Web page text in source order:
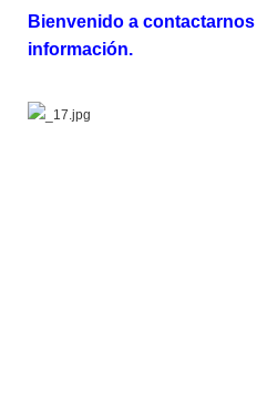
Bienvenido a
información.